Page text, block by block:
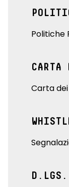
Politiche
Carta